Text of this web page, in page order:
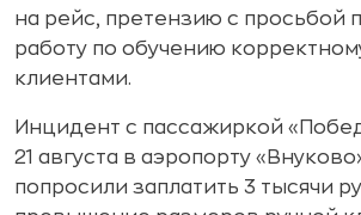
на рейс, претензию с просьбой
работу по обучению
клиентами.
Инцидент с пассажиркой
21 августа в аэропорту
попросили заплатить 3 тысячи